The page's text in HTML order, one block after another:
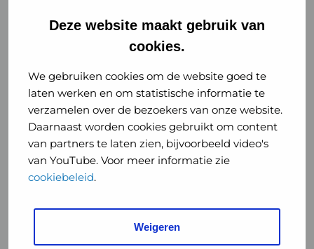
Deze website maakt gebruik van
cookies.
We gebruiken cookies om de website goed te
laten werken en om statistische informatie te
verzamelen over de bezoekers van onze website.
Daarnaast worden cookies gebruikt om content
van partners te laten zien, bijvoorbeeld video's
van YouTube. Voor meer informatie zie
cookiebeleid.
Weigeren
of
GGD
GHOR
Nederland
Instagram
of
GGD
GHOR
Nederland
GGD Reizen op social media
GGD Reizen
GGD Reisvaccinaties